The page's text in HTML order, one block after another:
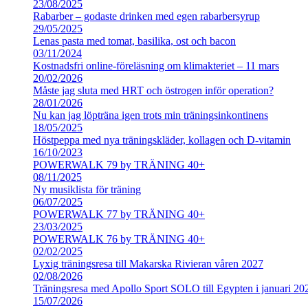
23/08/2025
Rabarber – godaste drinken med egen rabarbersyrup
29/05/2025
Lenas pasta med tomat, basilika, ost och bacon
03/11/2024
Kostnadsfri online-föreläsning om klimakteriet – 11 mars
20/02/2026
Måste jag sluta med HRT och östrogen inför operation?
28/01/2026
Nu kan jag löpträna igen trots min träningsinkontinens
18/05/2025
Höstpeppa med nya träningskläder, kollagen och D-vitamin
16/10/2023
POWERWALK 79 by TRÄNING 40+
08/11/2025
Ny musiklista för träning
06/07/2025
POWERWALK 77 by TRÄNING 40+
23/03/2025
POWERWALK 76 by TRÄNING 40+
02/02/2025
Lyxig träningsresa till Makarska Rivieran våren 2027
02/08/2026
Träningsresa med Apollo Sport SOLO till Egypten i januari
15/07/2026